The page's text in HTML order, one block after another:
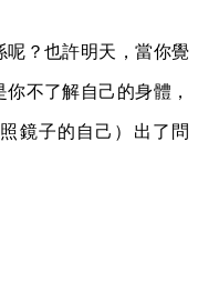
呢？也許明天，當你覺
不了解自己的身體，
鏡子的自己）出了問